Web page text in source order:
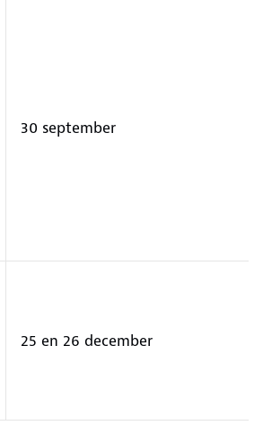
30 september
25 en 26 december